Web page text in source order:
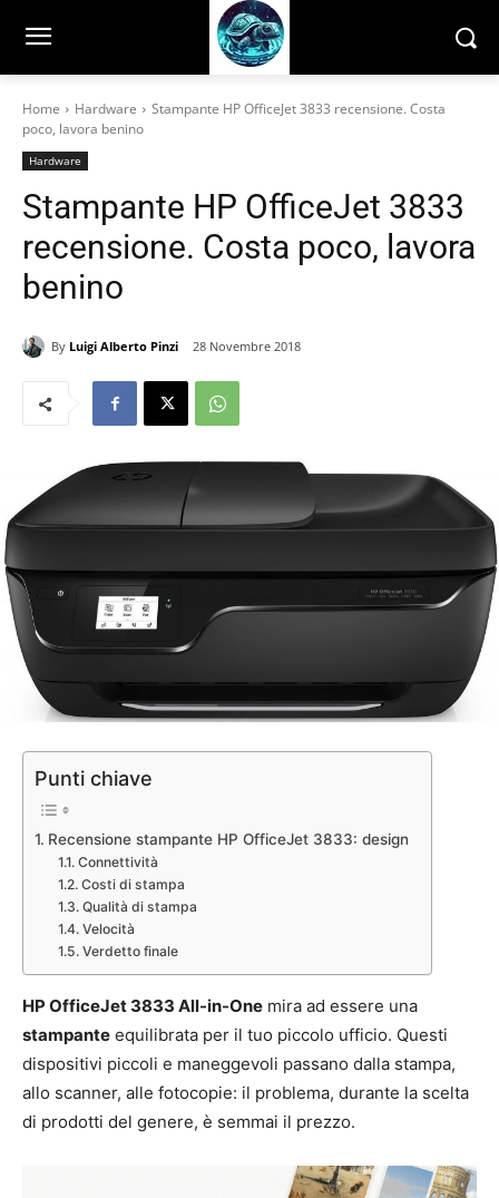
Home Hardware
Stampante HP OfficeJet 3833 recensione. Costa
poco, lavora benino
Hardware
Stampante HP OfficeJet 3833
recensione. Costa poco, lavora
benino
By Luigi Alberto Pinzi 28 Novembre 2018
Punti chiave
Recensione stampante HP OfficeJet 3833: design
Connettività
Costi di stampa
Qualità di stampa
Velocità
Verdetto finale
HP OfficeJet 3833 All-in-One mira ad essere una
stampante equilibrata per il tuo piccolo ufficio. Questi
dispositivi piccoli e maneggevoli passano dalla stampa,
allo scanner, alle fotocopie: il problema, durante la scelta
di prodotti del genere, è semmai il prezzo.